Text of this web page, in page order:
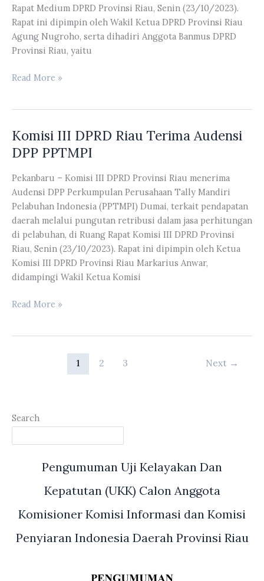
Rapat Medium DPRD Provinsi Riau, Senin (23/10/2023).
Rapat ini dipimpin oleh Wakil Ketua DPRD Provinsi Riau
Agung Nugroho, serta dihadiri Anggota Banmus DPRD
Provinsi Riau, yaitu
Banmus
Rapat
Bulan
2023
Read More »
Komisi III DPRD Riau Terima Audensi
DPP PPTMPI
Pekanbaru – Komisi III DPRD Provinsi Riau menerima
Audensi DPP Perkumpulan Perusahaan Tally Mandiri
Pelabuhan Indonesia (PPTMPI) Dumai, terkait pendapatan
daerah melalui pungutan retribusi dalam jasa perhitungan
di pelabuhan, di Ruang Rapat Komisi III DPRD Provinsi
Riau, Senin (23/10/2023). Rapat ini dipimpin oleh Ketua
Komisi III DPRD Provinsi Riau Markarius Anwar,
didampingi Wakil Ketua Komisi
Komisi
Read More »
1 2 3 Next →
Search
Pengumuman Uji Kelayakan Dan
Kepatutan (UKK) Calon Anggota
Komisioner Komisi Informasi dan Komisi
Penyiaran Indonesia Daerah Provinsi Riau